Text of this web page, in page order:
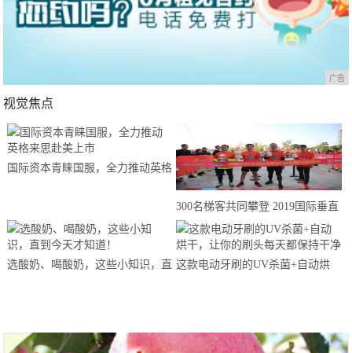
广告
视觉焦点
国际资本青睐国服，全力推动英格
300名梯客共同攀登 2019国际垂直
马拉松超级精英赛顺德海骏达中心
站欢乐开跑
选酸奶、喝酸奶，这些小知识，直 这款电动牙刷的UV杀菌+自动烘